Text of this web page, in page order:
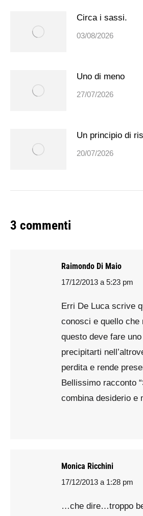
Circa i sassi.
03/08/2026
Uno di meno
27/07/2026
Un principio di
20/07/2026
3 commenti
Raimondo Di Maio
says:
17/12/2013 a 5:23 pm
Erri De Luca scrive
conosci e quello che
questo deve fare
precipitarti
perdita e rende
Bellissimo racconto
combina desiderio e
Monica Ricchini
says:
17/12/2013 a 1:28 pm
…che dire…troppo